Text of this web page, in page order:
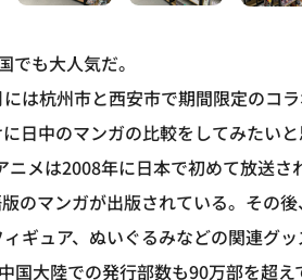
でも大人気だ。
は杭州市と西安市で期間限定のコ
日中のマンガの比較をしてみたいと
ニメは2008年に日本で初めて放送さ
マンガが出版されている。その後
ギュア、ぬいぐるみなどの関連グ
大陸での発行部数も90万部を超え